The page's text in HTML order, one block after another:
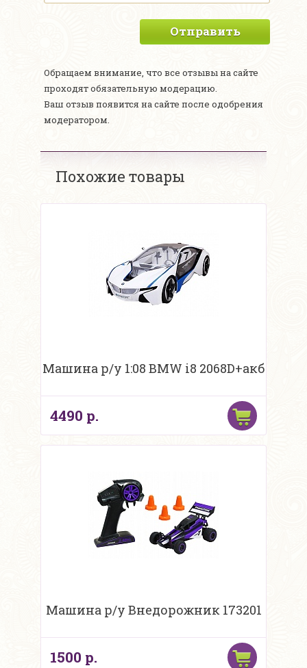
Отправить
Обращаем внимание, что все отзывы на сайте
проходят обязательную модерацию.
Ваш отзыв появится на сайте после одобрения
модератором.
Похожие товары
Машина р/у 1:08 BMW i8 2068D+акб
4490 р.
Машина р/у Внедорожник 173201
1500 р.